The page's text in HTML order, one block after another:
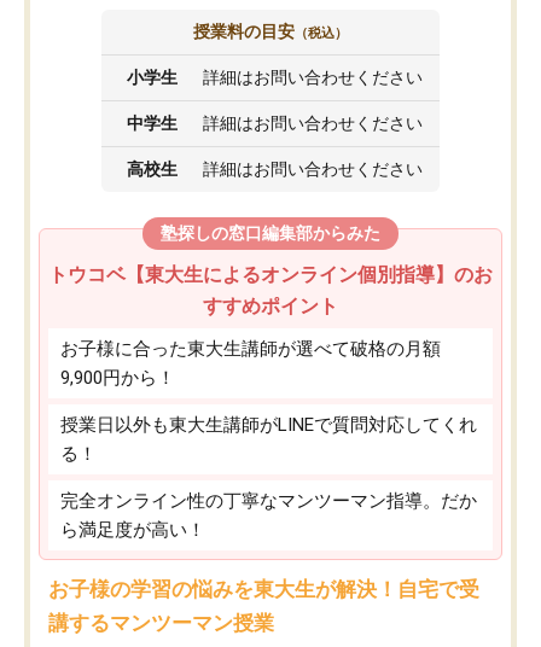
授業料の目安 （税込）
小学生 詳細はお問い合わせください
中学生 詳細はお問い合わせください
高校生 詳細はお問い合わせください
塾探しの窓口編集部からみた
トウコベ【東大生によるオンライン個別指導】のお
すすめポイント
お子様に合った東大生講師が選べて破格の月額
9,900円から！
授業日以外も東大生講師がLINEで質問対応してくれ
る！
完全オンライン性の丁寧なマンツーマン指導。だか
ら満足度が高い！
お子様の学習の悩みを東大生が解決！自宅で受
講するマンツーマン授業